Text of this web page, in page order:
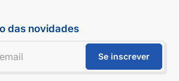
das novidades
Se inscrever